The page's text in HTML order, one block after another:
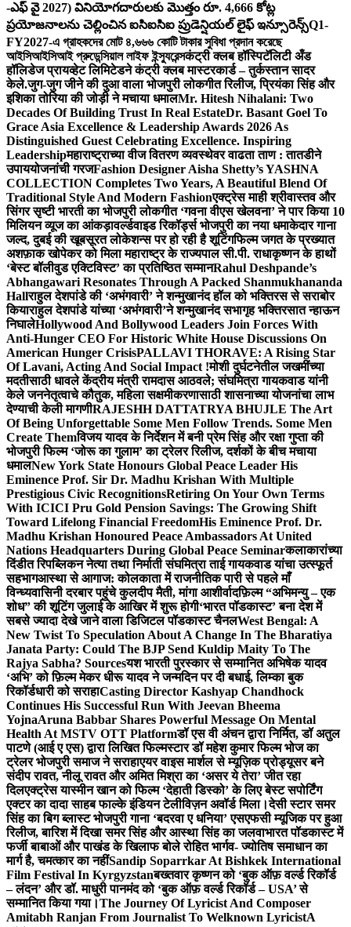
-ఎఫ్ వై 2027) వినియోగదారులకు మొత్తం రూ. 4,666 కోట్ల
ప్రయోజనాలను చెల్లించిన ఐసిఐసిఐ ప్రుడెన్షియల్ లైఫ్ ఇన్సూరెన్స్Q1-
FY2027-এ গ্রাহকদের মোট ৪,৬৬৬ কোটি টাকার সুবিধা প্রদান করেছে
আইসিআইসিআই প্রুডেন্সিয়াল লাইফ ইন্স্যুরেন্সकंट्री क्लब हॉस्पिटॅलिटी अँड
हॉलिडेज प्रायव्हेट लिमिटेडने कंट्री क्लब मास्टरकार्ड – तुर्कस्तान सादर
केले.जुग-जुग जीने की दुआ वाला भोजपुरी लोकगीत रिलीज, प्रियंका सिंह और
इशिका तोरिया की जोड़ी ने मचाया धमालMr. Hitesh Nihalani: Two
Decades Of Building Trust In Real EstateDr. Basant Goel To
Grace Asia Excellence & Leadership Awards 2026 As
Distinguished Guest Celebrating Excellence. Inspiring
Leadershipमहाराष्ट्राच्या वीज वितरण व्यवस्थेवर वाढता ताण : तातडीने
उपाययोजनांची गरजFashion Designer Aisha Shetty’s YASHNA
COLLECTION Completes Two Years, A Beautiful Blend Of
Traditional Style And Modern Fashionएक्ट्रेस माही श्रीवास्तव और
सिंगर सृष्टी भारती का भोजपुरी लोकगीत ‘गवना वीएस खेलवना’ ने पार किया 10
मिलियन व्यूज का आंकड़ावर्ल्डवाइड रिकॉर्ड्स भोजपुरी का नया धमाकेदार गाना
जल्द, दुबई की खूबसूरत लोकेशन्स पर हो रही है शूटिंगफिल्म जगत के प्रख्यात
अशफ़ाक खोपेकर को मिला महाराष्ट्र के राज्यपाल सी.पी. राधाकृष्णन के हाथों
‘बेस्ट बॉलीवुड एक्टिविस्ट’ का प्रतिष्ठित सम्मानRahul Deshpande’s
Abhangawari Resonates Through A Packed Shanmukhananda
Hallराहुल देशपांडे की ‘अभंगवारी’ ने शन्मुखानंद हॉल को भक्तिरस से सराबोर
कियाराहुल देशपांडे यांच्या ‘अभंगवारी’ने शन्मुखानंद सभागृह भक्तिरसात न्हाऊन
निघालेHollywood And Bollywood Leaders Join Forces With
Anti-Hunger CEO For Historic White House Discussions On
American Hunger CrisisPALLAVI THORAVE: A Rising Star
Of Lavani, Acting And Social Impact !मोशी दुर्घटनेतील जखमींच्या
मदतीसाठी धावले केंद्रीय मंत्री रामदास आठवले; संघमित्रा गायकवाड यांनी
केले जननेतृत्वाचे कौतुक, महिला सक्षमीकरणासाठी शासनाच्या योजनांचा लाभ
देण्याची केली मागणीRAJESHH DATTATRYA BHUJLE The Art
Of Being Unforgettable Some Men Follow Trends. Some Men
Create Themविजय यादव के निर्देशन में बनी प्रेम सिंह और रक्षा गुप्ता की
भोजपुरी फिल्म ‘जोरू का गुलाम’ का ट्रेलर रिलीज, दर्शकों के बीच मचाया
धमालNew York State Honours Global Peace Leader His
Eminence Prof. Sir Dr. Madhu Krishan With Multiple
Prestigious Civic RecognitionsRetiring On Your Own Terms
With ICICI Pru Gold Pension Savings: The Growing Shift
Toward Lifelong Financial FreedomHis Eminence Prof. Dr.
Madhu Krishan Honoured Peace Ambassadors At United
Nations Headquarters During Global Peace Seminarकलाकारांच्या
दिंडीत रिपब्लिकन नेत्या तथा निर्माती संघमित्रा ताई गायकवाड यांचा उत्स्फूर्त
सहभागआस्था से आगाज: कोलकाता में राजनीतिक पारी से पहले माँ
विन्ध्यवासिनी दरबार पहुंचे कुलदीप मैती, मांगा आशीर्वादफ़िल्म “अभिमन्यु – एक
शोध” की शूटिंग जुलाई के आखिर में शुरू होगी‘भारत पॉडकास्ट’ बना देश में
सबसे ज्यादा देखे जाने वाला डिजिटल पॉडकास्ट चैनलWest Bengal: A
New Twist To Speculation About A Change In The Bharatiya
Janata Party: Could The BJP Send Kuldip Maity To The
Rajya Sabha? Sourcesयश भारती पुरस्कार से सम्मानित अभिषेक यादव
‘अभि’ को फ़िल्म मेकर धीरू यादव ने जन्मदिन पर दी बधाई, लिम्का बुक
रिकॉर्डधारी को सराहाCasting Director Kashyap Chandhock
Continues His Successful Run With Jeevan Bheema
YojnaAruna Babbar Shares Powerful Message On Mental
Health At MSTV OTT Platformडॉ एस वी अंचन द्वारा निर्मित, डॉ अतुल
पाटणे (आई ए एस) द्वारा लिखित फिल्मस्टार डॉ महेश कुमार फिल्म भोज का
ट्रेलर भोजपुरी समाज ने सराहाएयर वाइस मार्शल से म्यूज़िक प्रोड्यूसर बने
संदीप रावत, नीलू रावत और अमित मिश्रा का ‘असर ये तेरा’ जीत रहा
दिलएक्ट्रेस यास्मीन खान को फिल्म ‘देहाती डिस्को’ के लिए बेस्ट सपोर्टिंग
एक्टर का दादा साहब फाल्के इंडियन टेलीविज़न अवॉर्ड मिला।देसी स्टार समर
सिंह का बिग ब्लास्ट भोजपुरी गाना ‘बदरवा ए धनिया’ एसएफसी म्यूजिक पर हुआ
रिलीज, बारिश में दिखा समर सिंह और आस्था सिंह का जलवाभारत पॉडकास्ट में
फर्जी बाबाओं और पाखंड के खिलाफ बोले रोहित भार्गव- ज्योतिष समाधान का
मार्ग है, चमत्कार का नहींSandip Soparrkar At Bishkek International
Film Festival In Kyrgyzstanबख्तवार कृष्णन को ‘बुक ऑफ़ वर्ल्ड रिकॉर्ड
– लंदन’ और डॉ. माधुरी पानमंद को ‘बुक ऑफ़ वर्ल्ड रिकॉर्ड – USA’ से
सम्मानित किया गया।The Journey Of Lyricist And Composer
Amitabh Ranjan From Journalist To Welknown LyricistA